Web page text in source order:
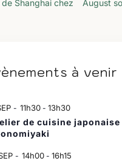
de Shanghai chez
August
à venir
11h30- 13h30
de cuisine japonaise
14h00- 16h15